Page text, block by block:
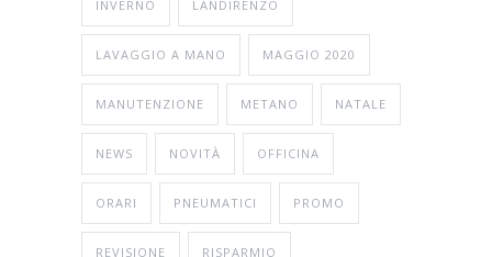
INVERNO LANDIRENZO
LAVAGGIO A MANO MAGGIO 2020
MANUTENZIONE METANO NATALE
NEWS NOVITÀ OFFICINA
ORARI PNEUMATICI PROMO
REVISIONE RISPARMIO